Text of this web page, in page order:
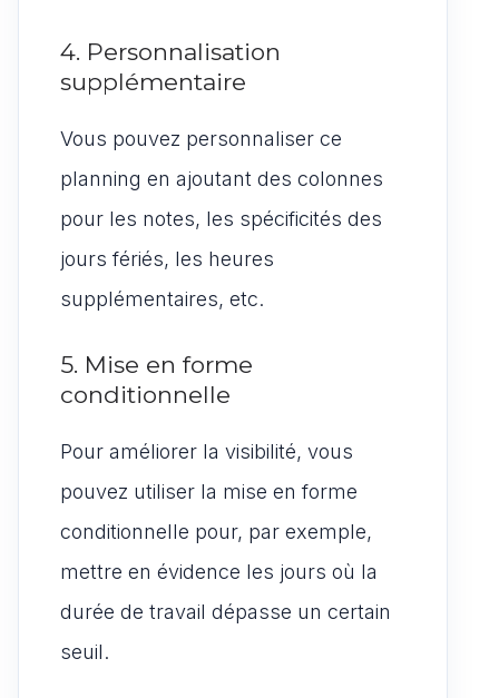
4. Personnalisation
supplémentaire
Vous pouvez personnaliser ce
planning en ajoutant des colonnes
pour les notes, les spécificités des
jours fériés, les heures
supplémentaires, etc.
5. Mise en forme
conditionnelle
Pour améliorer la visibilité, vous
pouvez utiliser la mise en forme
conditionnelle pour, par exemple,
mettre en évidence les jours où la
durée de travail dépasse un certain
seuil.